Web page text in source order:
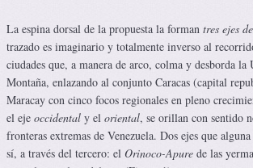
La espina dorsal de la propuesta la forman tres ejes
trazado es imaginario y totalmente inverso al
ciudades que, a manera de arco, colma y desborda la
Montaña, enlazando al conjunto Caracas (capital
Maracay con cinco focos regionales en pleno
el eje occidental y el oriental, se orillan con sentido
fronteras extremas de Venezuela. Dos ejes que
sí, a través del tercero: el Orinoco-Apure de las